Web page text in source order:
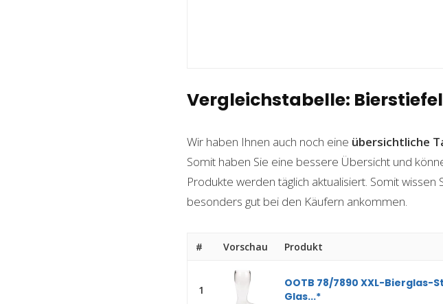
Vergleichstabelle:
Wir haben Ihnen auch noch eine übersichtliche
Somit haben Sie eine bessere Übersicht und
Produkte werden täglich aktualisiert. Somit
besonders gut bei den Käufern ankommen.
# Vorschau Produkt
1
OOTB 78/7890 XXL-Bierglas-
Glas...*